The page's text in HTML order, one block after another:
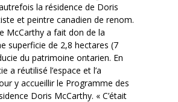
la résidence de Doris
et peintre canadien de renom.
McCarthy a fait don de la
superficie de 2,8 hectares (7
du patrimoine ontarien. En
a réutilisé l’espace et l’a
y accueillir le Programme des
Doris McCarthy. « C’était